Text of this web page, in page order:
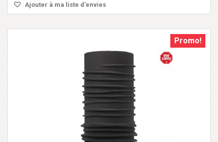
Ajouter à ma liste d'envies
Promo!